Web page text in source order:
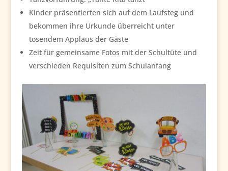
Kinder präsentierten sich auf dem Laufsteg und
bekommen ihre Urkunde überreicht unter
tosendem Applaus der Gäste
Zeit für gemeinsame Fotos mit der Schultüte und
verschieden Requisiten zum Schulanfang